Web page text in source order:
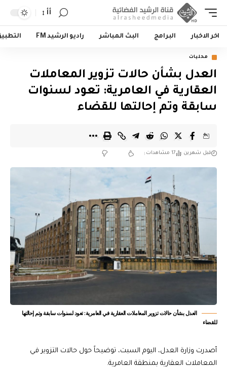
أأ
اخر الاخبار البرامج البث المباشر راديو الرشيد FM
محليات
العدل بشأن حالات تزوير المعاملات
العقارية في العامرية: تعود لسنوات
سابقة وتم إحالتها للقضاء
قبل شهرين 17 مشاهدات
العدل بشأن حالات تزوير المعاملات العقارية في العامرية: تعود لسنوات سابقة وتم إحالتها
للقضاء
أصدرت وزارة العدل، اليوم السبت، توضيحاً حول حالات التزوير في
المعاملات العقارية بمنطقة العامرية.